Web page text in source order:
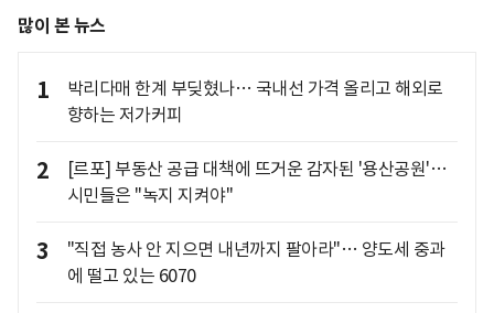
많이 본 뉴스
1
박리다매 한계 부딪혔나… 국내선 가격 올리고 해외로
향하는 저가커피
2
[르포] 부동산 공급 대책에 뜨거운 감자된 '용산공원'…
시민들은 "녹지 지켜야"
3
"직접 농사 안 지으면 내년까지 팔아라"… 양도세 중과
에 떨고 있는 6070